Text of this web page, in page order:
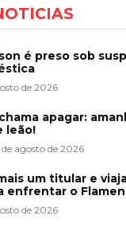
é preso sob
de 2026
apagar:
leão!
agosto de 2026
um titular e
enfrentar o
de 2026